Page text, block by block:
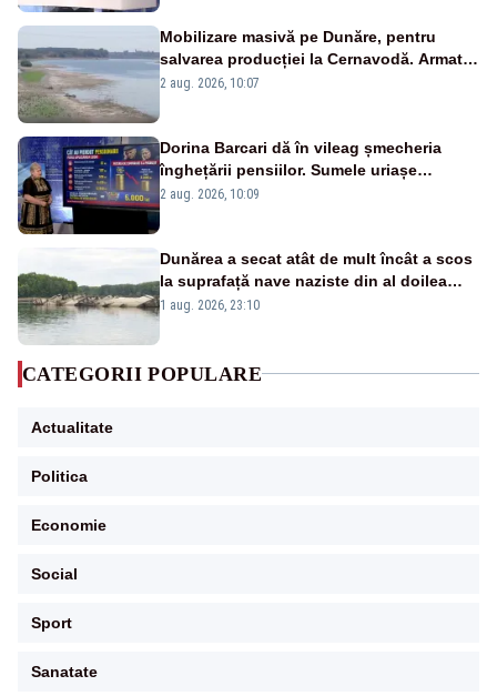
Mobilizare masivă pe Dunăre, pentru
salvarea producției la Cernavodă. Armata
va detona o stâncă și va devia apa
2 aug. 2026, 10:07
Dorina Barcari dă în vileag șmecheria
înghețării pensiilor. Sumele uriașe
pierdute de fiecare român
2 aug. 2026, 10:09
Dunărea a secat atât de mult încât a scos
la suprafață nave naziste din al doilea
război mondial
1 aug. 2026, 23:10
CATEGORII POPULARE
Actualitate
Politica
Economie
Social
Sport
Sanatate